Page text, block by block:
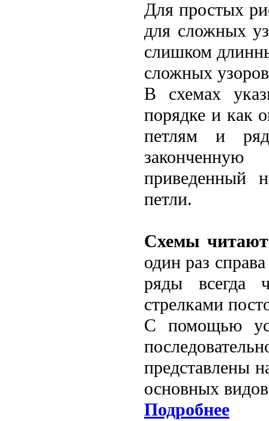
Для простых
для сложных
слишком
сложных
В схемах
порядке и как
петлям и
приведенный
петли.
Схемы
один раз
ряды всегда
стрелками
С помощью
представлены
основных
Подробнее